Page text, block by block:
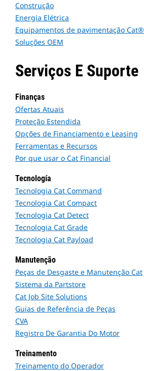
Construção
Energia Elétrica
Equipamentos de pavimentação Cat®
Soluções OEM
Serviços E Suporte
Finanças
Ofertas Atuais
Proteção Estendida
Opções de Financiamento e Leasing
Ferramentas e Recursos
Por que usar o Cat Financial
Tecnología
Tecnologia Cat Command
Tecnologia Cat Compact
Tecnologia Cat Detect
Tecnologia Cat Grade
Tecnologia Cat Payload
Manutenção
Peças de Desgaste e Manutenção Cat
Sistema da Partstore
Cat Job Site Solutions
Guias de Referência de Peças
CVA
Registro De Garantia Do Motor
Treinamento
Treinamento do Operador